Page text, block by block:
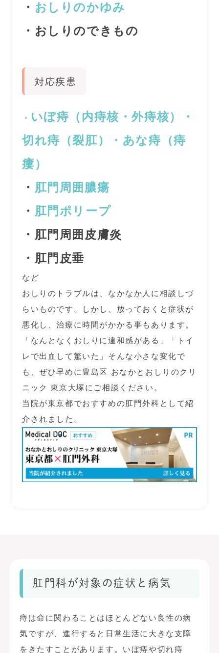
・ おしりのかゆみ
・おしりのできもの
対応疾患
・ いぼ痔（内痔核・外痔核）・
切れ痔（裂肛）・あな痔（痔
瘻）
・ 肛門周囲膿瘍
・ 肛門ポリープ
・肛門周囲皮膚炎
・肛門皮垂
など
おしりのトラブルは、なかなか人に相談しづ
らいものです。しかし、放っておくと症状が
悪化し、治療に時間がかかる事もあります。
「なんとなくおしりに違和感がある」「トイ
レで出血して驚いた」そんな小さな変化で
も、ぜひ早めに豊島区 おなかとおしりのクリ
ニック 東京大塚にご相談ください。
当院が東京都でおすすめの肛門外科として紹
介されました。
肛門科が対象の症状と病気
痔は命に関わることはほとんどない良性の病
気ですが、進行すると日常生活に大きな支障
をきたすことがあります。いぼ痔や切れ痔